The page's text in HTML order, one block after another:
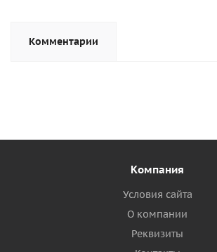
Комментарии
Компания
Условия сайта
О компании
Реквизиты